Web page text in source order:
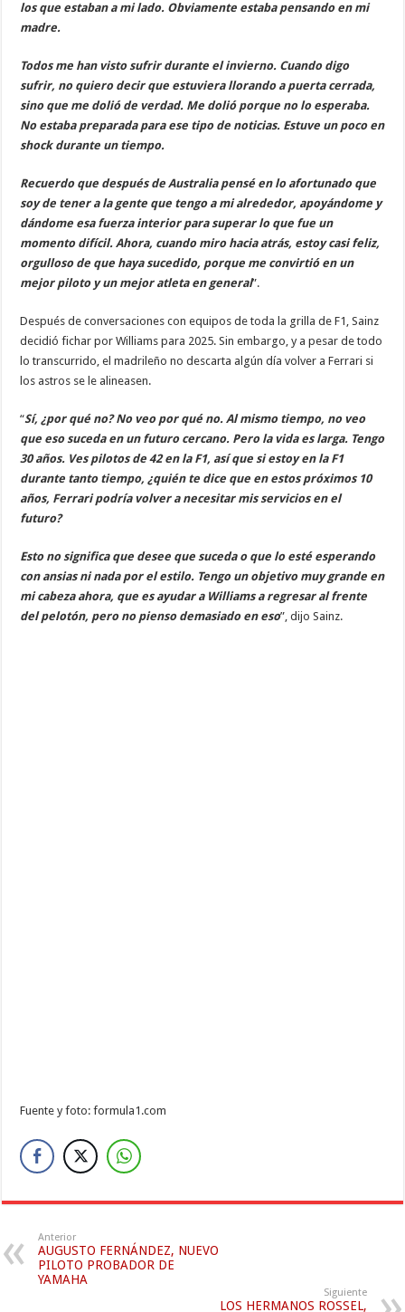
los que estaban a mi lado. Obviamente estaba pensando en mi
madre.
Todos me han visto sufrir durante el invierno. Cuando digo
sufrir, no quiero decir que estuviera llorando a puerta cerrada,
sino que me dolió de verdad. Me dolió porque no lo esperaba.
No estaba preparada para ese tipo de noticias. Estuve un poco en
shock durante un tiempo.
Recuerdo que después de Australia pensé en lo afortunado que
soy de tener a la gente que tengo a mi alrededor, apoyándome y
dándome esa fuerza interior para superar lo que fue un
momento difícil. Ahora, cuando miro hacia atrás, estoy casi feliz,
orgulloso de que haya sucedido, porque me convirtió en un
mejor piloto y un mejor atleta en general”.
Después de conversaciones con equipos de toda la grilla de F1, Sainz
decidió fichar por Williams para 2025. Sin embargo, y a pesar de todo
lo transcurrido, el madrileño no descarta algún día volver a Ferrari si
los astros se le alineasen.
“Sí, ¿por qué no? No veo por qué no. Al mismo tiempo, no veo
que eso suceda en un futuro cercano. Pero la vida es larga. Tengo
30 años. Ves pilotos de 42 en la F1, así que si estoy en la F1
durante tanto tiempo, ¿quién te dice que en estos próximos 10
años, Ferrari podría volver a necesitar mis servicios en el
futuro?
Esto no significa que desee que suceda o que lo esté esperando
con ansias ni nada por el estilo. Tengo un objetivo muy grande en
mi cabeza ahora, que es ayudar a Williams a regresar al frente
del pelotón, pero no pienso demasiado en eso”, dijo Sainz.
Fuente y foto: formula1.com
Anterior
AUGUSTO FERNÁNDEZ, NUEVO
PILOTO PROBADOR DE
YAMAHA
Siguiente
LOS HERMANOS ROSSEL,